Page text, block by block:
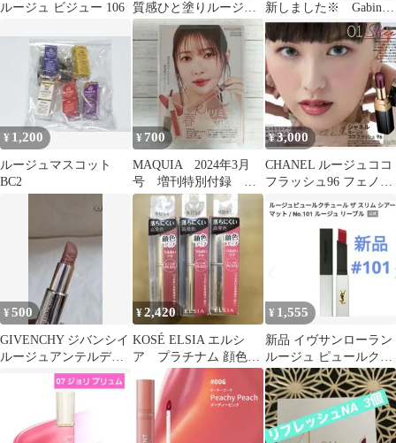
ルージュ ビジュー 106 質感ひと塗りルージュ
HC01
新しました※ Gabin
Dress 34
¥ 1,200
ルージュマスコット
BC2
¥700
MAQUIA 2024年3月
号 増刊特別付録 リ
リミュウ春色リップ
付録のみ
¥3,000
CHANEL ルージュココ
フラッシュ96 フェノメ
¥500
GIVENCHY ジバンシイ
ルージュアンテルディ
バーム#101
¥2,420
KOSÉ ELSIA エルシ
ア プラチナム 顔色ア
ップ ラスティングルー
ジュ３本
¥ 1,555
新品 イヴサンローラン
ルージュ ピュールクチ
ュール 101 ルージュリ
ーブル